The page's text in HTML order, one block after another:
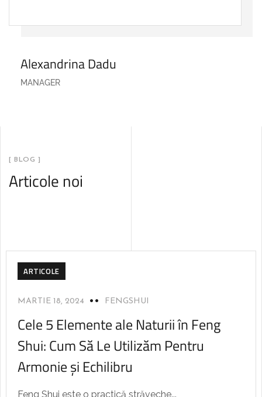
Alexandrina Dadu
MANAGER
[ BLOG ]
Articole noi
ARTICOLE
MARTIE 18, 2024 FENGSHUI
Cele 5 Elemente ale Naturii în Feng
Shui: Cum Să Le Utilizăm Pentru
Armonie și Echilibru
Feng Shui este o practică străveche...